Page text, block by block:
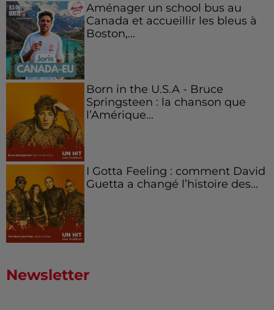
Aménager un school bus au
Canada et accueillir les bleus à
Boston,...
Born in the U.S.A - Bruce
Springsteen : la chanson que
l’Amérique...
I Gotta Feeling : comment David
Guetta a changé l’histoire des...
Newsletter